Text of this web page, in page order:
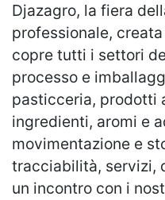
Djazagro, la fiera
professionale,
copre tutti i settori
processo e
pasticceria, prodotti
ingredienti, aromi e
movimentazione e
tracciabilità, servizi,
un incontro con i